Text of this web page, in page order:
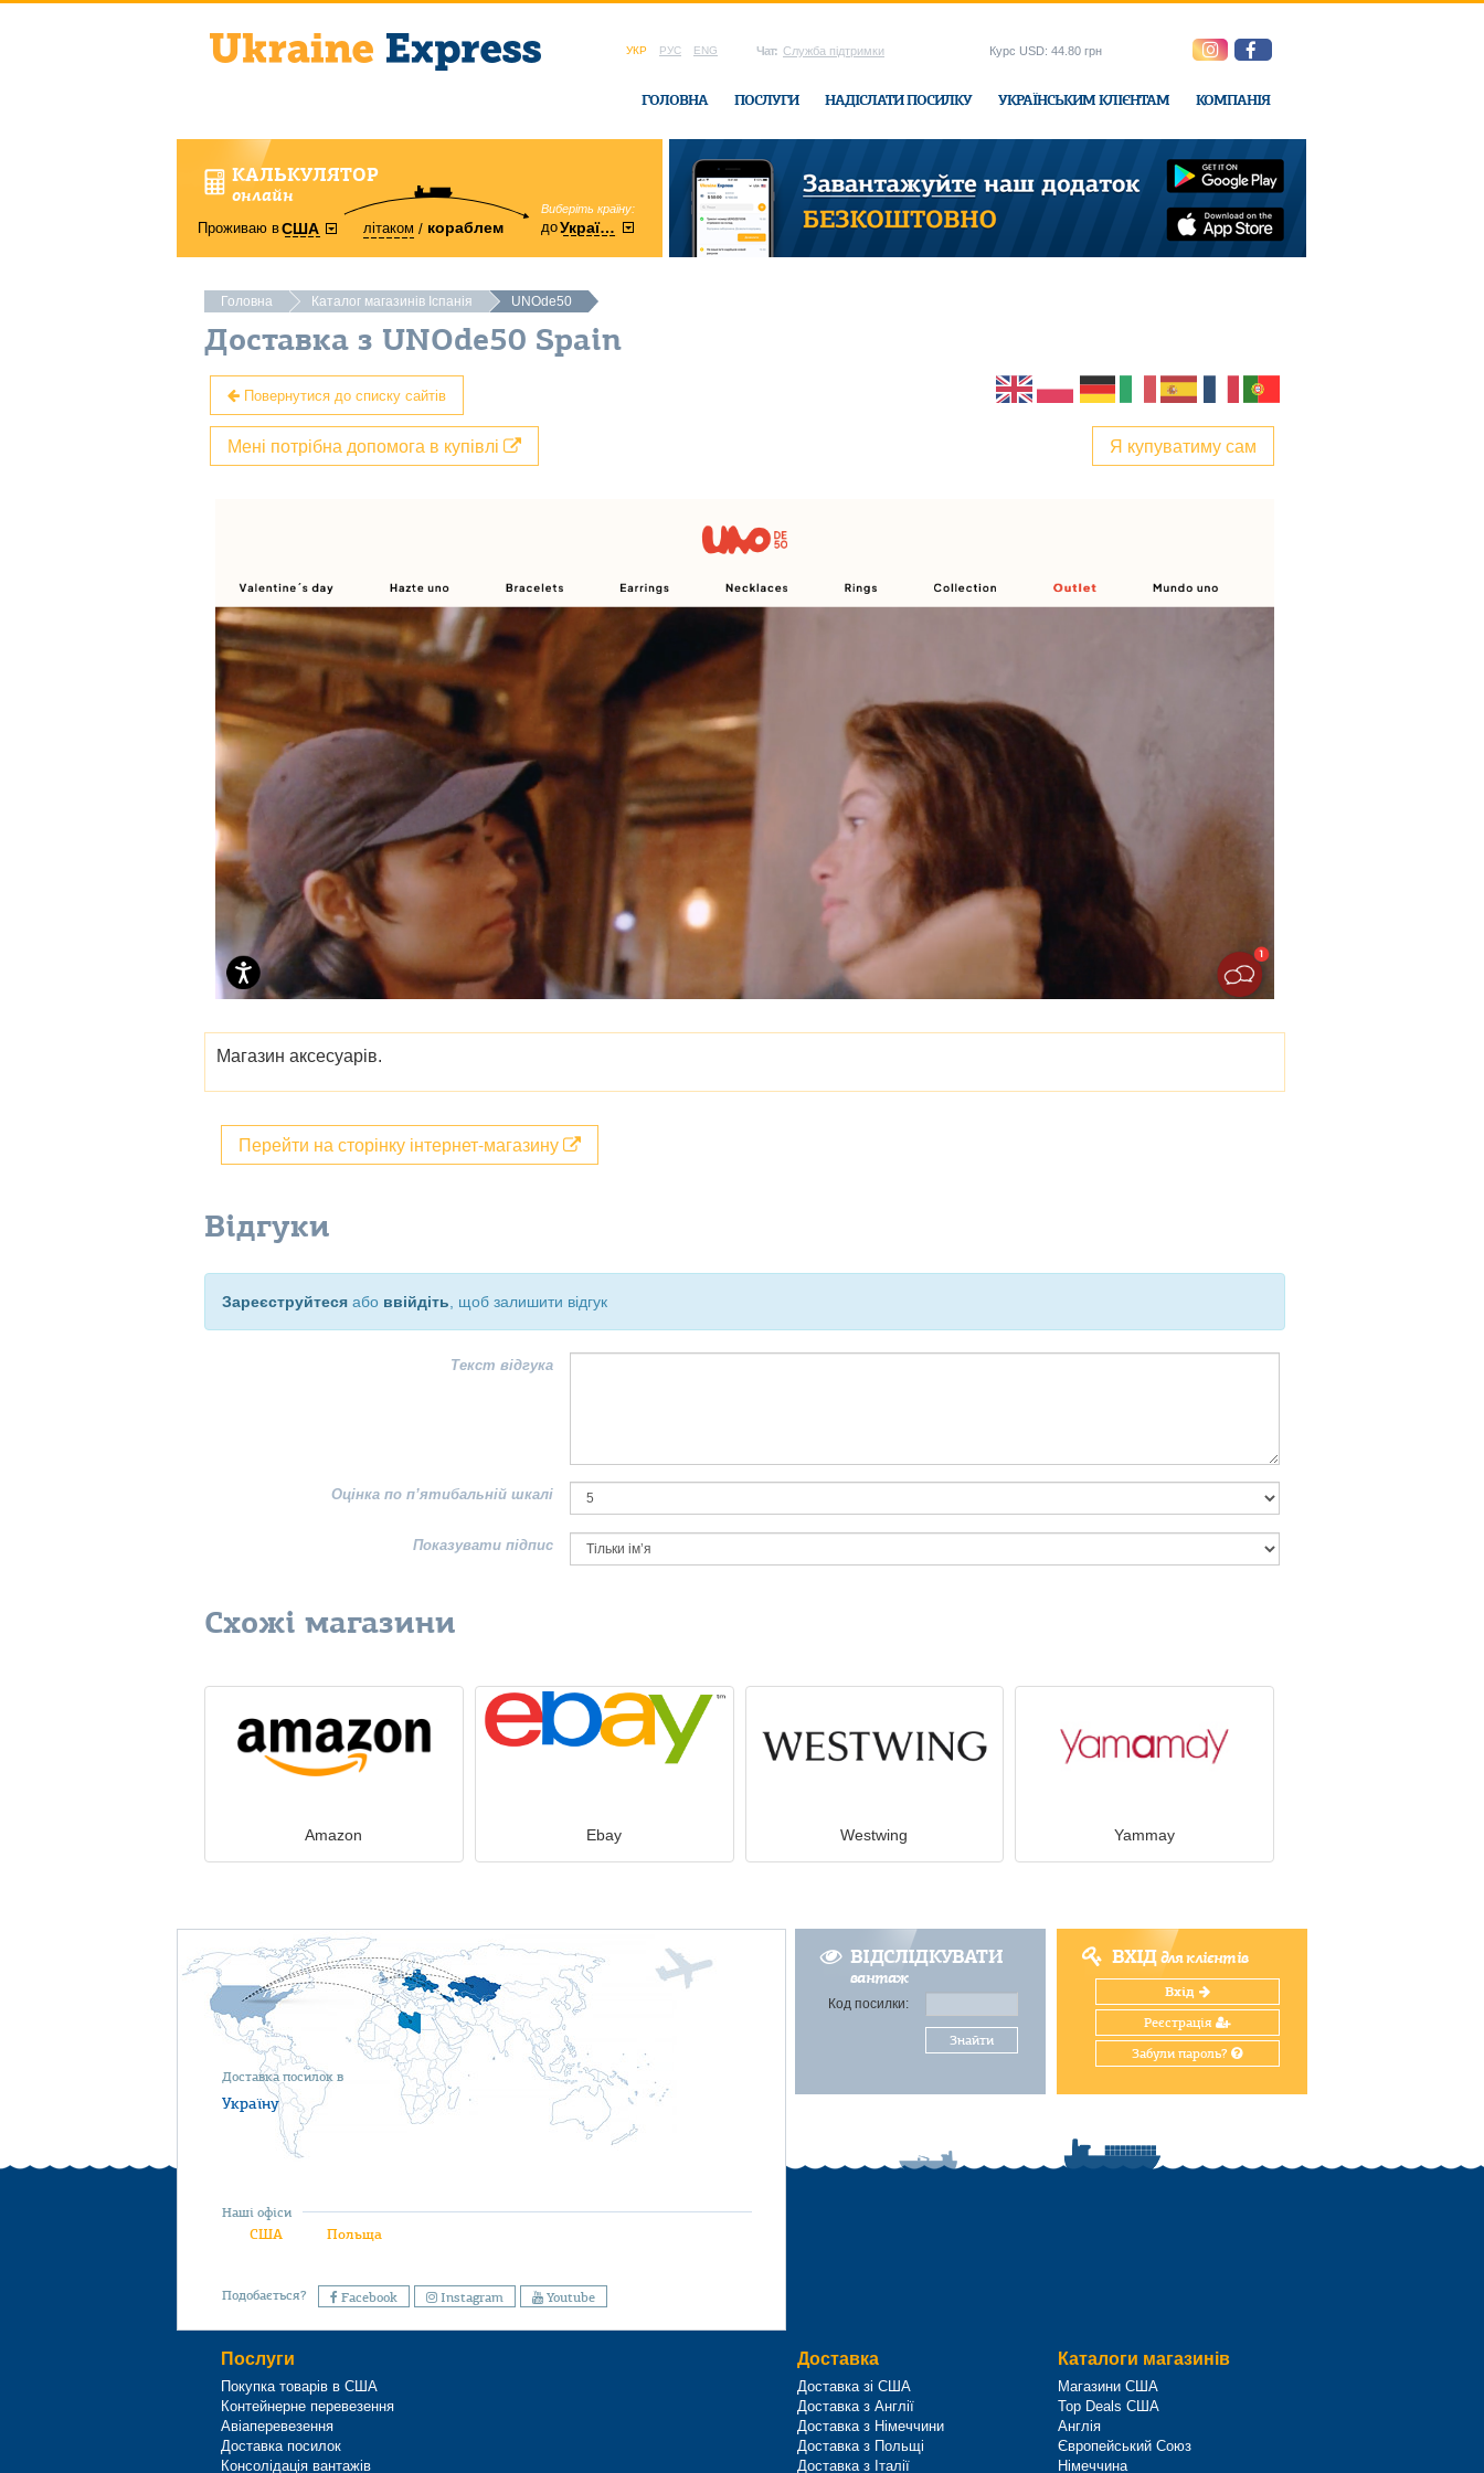
УКР РУС ENG Чат: Служба підтримки
ГОЛОВНА ПОСЛУГИ НАДІСЛАТИ ПОСИЛКУ УКРАЇНСЬКИМ КЛІЄНТАМ КОМПАНІЯ
Курс USD: 44.80 грн
КАЛЬКУЛЯТОР
онлайн
Проживаю вСША літаком кораблем
Виберіть країну:
доУкраїни
область:
Вінницька в офісі Ukraine-Express
Головна Каталог магазинів Іспанія UNOde50
Доставка з UNOde50 Spain
Повернутися до списку сайтів
Я купуватиму сам
Мені потрібна допомога в купівлі
Магазин аксесуарів.
Перейти на сторінку інтернет-магазину
Відгуки
Зареєструйтеся або ввійдіть , щоб залишити відгук
Текст відгука
Оцінка по п’ятибальній шкалі
Показувати підпис
Схожі магазини
Amazon Ebay Westwing Yammay
ВІДСЛІДКУВАТИ
вантаж
Код посилки:
Знайти
ВХІДдля клієнтів
Вхід
Реєстрація
Забули пароль?
Доставка посилок в
Україну
Наші офіси
США Польща
Подобається? Facebook Instagram Youtube
Послуги
Покупка товарів в США
Контейнерне перевезення
Авіаперевезення
Доставка посилок
Консолідація вантажів
Доставка
Доставка зі США
Доставка з Англії
Доставка з Німеччини
Доставка з Польщі
Доставка з Італії
Каталоги магазинів
Магазини США
Top Deals США
Англія
Європейський Союз
Німеччина